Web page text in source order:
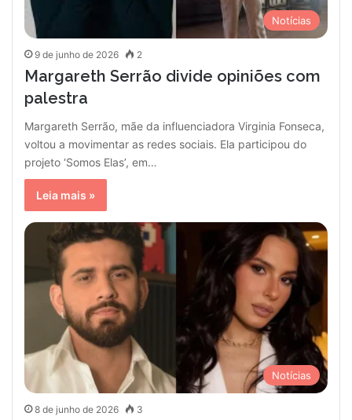
Notícias
9 de junho de 2026 2
Margareth Serrão divide opiniões com
palestra
Margareth Serrão, mãe da influenciadora Virginia Fonseca,
voltou a movimentar as redes sociais. Ela participou do
projeto ‘Somos Elas’, em…
Leia mais »
Notícias
8 de junho de 2026 3